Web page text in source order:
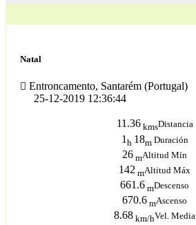
Natal
Entroncamento, Santarém (Portugal)
25-12-2019 12:36:44
11.36kmsDistancia
1 h 18m Duración
26 mAltitud Mín
142 mAltitud Máx
661.6 mDescenso
670.6 mAscenso
8.68 km/hVel. Media